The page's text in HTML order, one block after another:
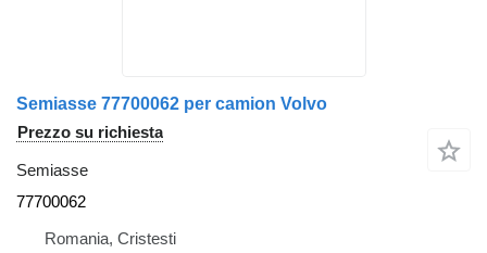
Semiasse 77700062 per camion Volvo
Prezzo su richiesta
Semiasse
77700062
Romania, Cristesti